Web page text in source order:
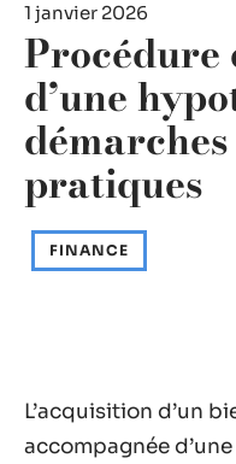
1 janvier 2026
Procédure
d’une
pratiques
FINANCE
L’acquisition d’un
accompagnée